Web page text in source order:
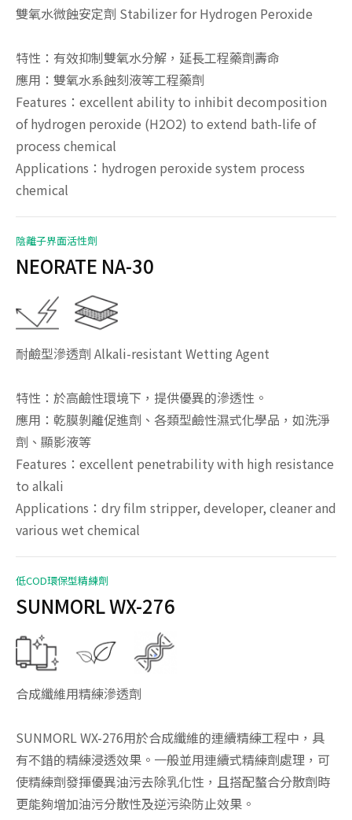
雙氧水微蝕安定劑 Stabilizer for Hydrogen Peroxide
特性：有效抑制雙氧水分解，延長工程藥劑壽命
應用：雙氧水系蝕刻液等工程藥劑
Features：excellent ability to inhibit decomposition
of hydrogen peroxide (H2O2) to extend bath-life of
process chemical
Applications：hydrogen peroxide system process
chemical
陰離子界面活性劑
NEORATE NA-30
耐鹼型滲透劑 Alkali-resistant Wetting Agent
特性：於高鹼性環境下，提供優異的滲透性。
應用：乾膜剝離促進劑、各類型鹼性濕式化學品，如洗淨
劑、顯影液等
Features：excellent penetrability with high resistance
to alkali
Applications：dry film stripper, developer, cleaner and
various wet chemical
低COD環保型精練劑
SUNMORL WX-276
合成纖維用精練滲透劑
SUNMORL WX-276用於合成纖維的連續精練工程中，具
有不錯的精練浸透效果。一般並用連續式精練劑處理，可
使精練劑發揮優異油污去除乳化性，且搭配螯合分散劑時
更能夠增加油污分散性及逆污染防止效果。